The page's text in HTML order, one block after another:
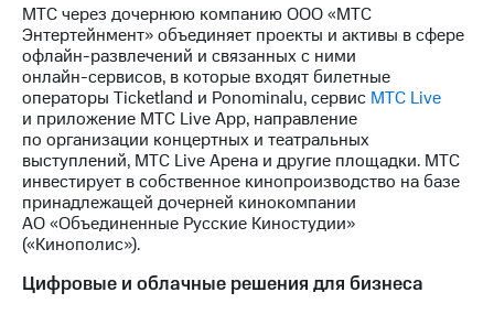
МТС через дочернюю компанию ООО «МТС
Энтертейнмент» объединяет проекты и активы в сфере
офлайн-развлечений и связанных с ними
онлайн-сервисов, в которые входят билетные
операторы Ticketland и Ponominalu, сервис МТС Live
и приложение МТС Live App, направление
по организации концертных и театральных
выступлений, МТС Live Арена и другие площадки. МТС
инвестирует в собственное кинопроизводство на базе
принадлежащей дочерней кинокомпании
АО «Объединенные Русские Киностудии»
(«Кинополис»).
Цифровые и облачные решения для бизнеса